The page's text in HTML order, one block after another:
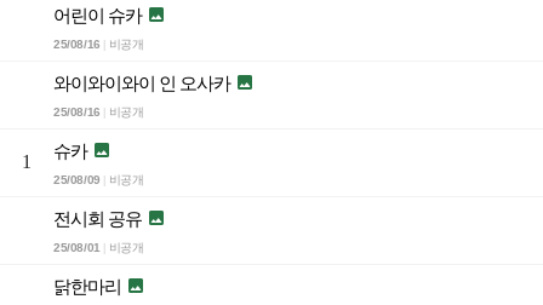
어린이 슈카 
25/08/16 비공개
와이와이와이 인 오사카 
25/08/16 비공개
1
슈카 
25/08/09 비공개
전시회 공유 
25/08/01| 비공개
닭한마리 